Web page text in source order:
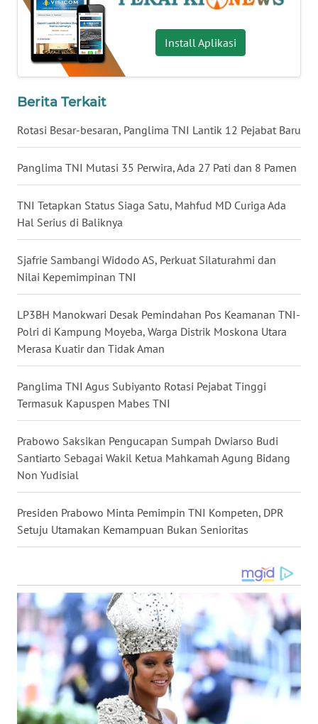
Install Aplikasi
Berita Terkait
Rotasi Besar-besaran, Panglima TNI Lantik 12 Pejabat Baru
Panglima TNI Mutasi 35 Perwira, Ada 27 Pati dan 8 Pamen
TNI Tetapkan Status Siaga Satu, Mahfud MD Curiga Ada
Hal Serius di Baliknya
Sjafrie Sambangi Widodo AS, Perkuat Silaturahmi dan
Nilai Kepemimpinan TNI
LP3BH Manokwari Desak Pemindahan Pos Keamanan TNI-
Polri di Kampung Moyeba, Warga Distrik Moskona Utara
Merasa Kuatir dan Tidak Aman
Panglima TNI Agus Subiyanto Rotasi Pejabat Tinggi
Termasuk Kapuspen Mabes TNI
Prabowo Saksikan Pengucapan Sumpah Dwiarso Budi
Santiarto Sebagai Wakil Ketua Mahkamah Agung Bidang
Non Yudisial
Presiden Prabowo Minta Pemimpin TNI Kompeten, DPR
Setuju Utamakan Kemampuan Bukan Senioritas
WN
BABEL
SUMBAR
BENGKULU
WN
LAMPUNG
WN
JATENG
WN
NUSANTARA
WN
WN
JATIM
WN
WN
KALTENG
KALTARA
WN